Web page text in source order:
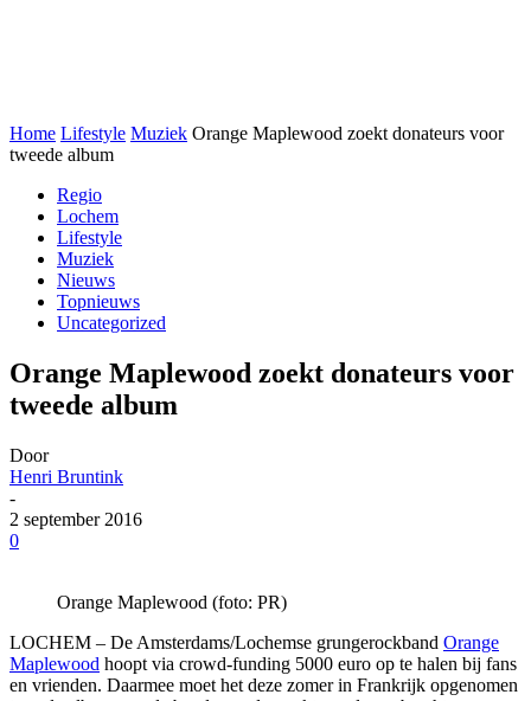
Home Lifestyle Muziek Orange Maplewood zoekt donateurs voor
tweede album
Regio
Lochem
Lifestyle
Muziek
Nieuws
Topnieuws
Uncategorized
Orange Maplewood zoekt donateurs voor
tweede album
Door
Henri Bruntink
-
2 september 2016
0
Orange Maplewood (foto: PR)
LOCHEM – De Amsterdams/Lochemse grungerockband Orange
Maplewood hoopt via crowd-funding 5000 euro op te halen bij fans
en vrienden. Daarmee moet het deze zomer in Frankrijk opgenomen